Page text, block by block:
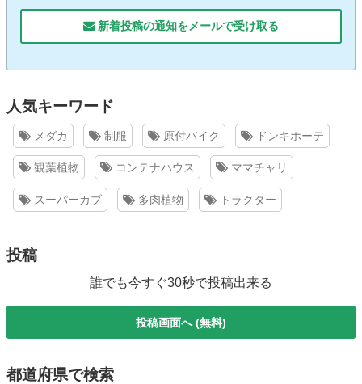
新着投稿の通知をメールで受け取る
人気キーワード
メダカ 制服 原付バイク ドンキホーテ
観葉植物 コンテナハウス ママチャリ
スーパーカブ 多肉植物 トラクター
投稿
誰でも今すぐ30秒で投稿出来る
投稿画面へ (無料)
都道府県で検索